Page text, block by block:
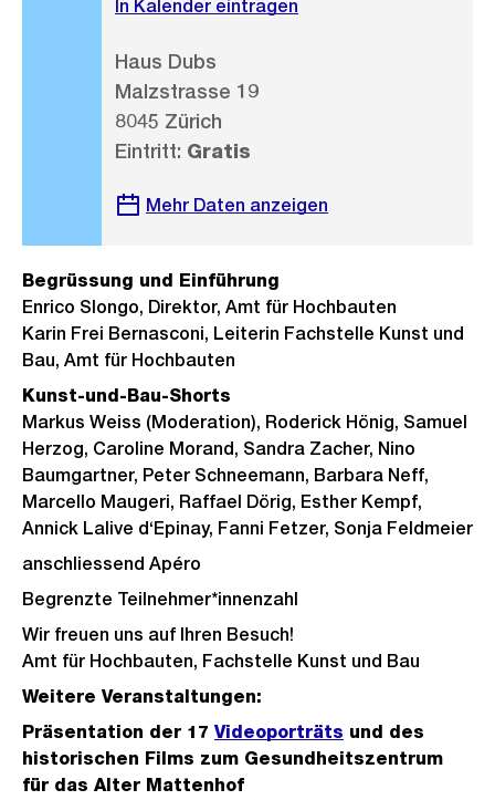
In Kalender eintragen
Haus Dubs
Malzstrasse 19
8045 Zürich
Eintritt: Gratis
Mehr Daten anzeigen
Begrüssung und Einführung
Enrico Slongo, Direktor, Amt für Hochbauten
Karin Frei Bernasconi, Leiterin Fachstelle Kunst und
Bau, Amt für Hochbauten
Kunst-und-Bau-Shorts
Markus Weiss (Moderation), Roderick Hönig, Samuel
Herzog, Caroline Morand, Sandra Zacher, Nino
Baumgartner, Peter Schneemann, Barbara Neff,
Marcello Maugeri, Raffael Dörig, Esther Kempf,
Annick Lalive d‘Epinay, Fanni Fetzer, Sonja Feldmeier
anschliessend Apéro
Begrenzte Teilnehmer*innenzahl
Wir freuen uns auf Ihren Besuch!
Amt für Hochbauten, Fachstelle Kunst und Bau
Weitere Veranstaltungen:
Präsentation der 17 Videoporträts und des
historischen Films zum Gesundheitszentrum
für das Alter Mattenhof